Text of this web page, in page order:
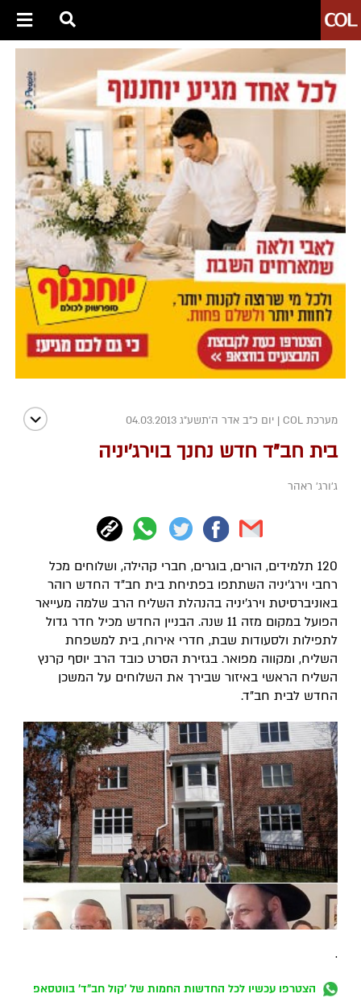
מערכת COL | יום כ"ב אדר ה׳תשע״ג 04.03.2013
בית חב"ד חדש נחנך בוירג'יניה
ג'ורג' ראהר
120 תלמידים, הורים, בוגרים, חברי קהילה, ושלוחים מכל
רחבי וירג'יניה השתתפו בפתיחת בית חב"ד החדש רוהר
באוניברסיטת וירג'יניה בהנהלת השליח הרב שלמה מעייאר
הפועל במקום מזה 11 שנה. הבניין החדש מכיל חדר גדול
לתפילות ולסעודות שבת, חדרי אירוח, בית למשפחת
השליח, ומקווה מפואר. בגזירת הסרט כובד הרב יוסף קרנץ
השליח הראשי באיזור שבירך את השלוחים על המשכן
החדש לבית חב"ד.
.
הצטרפו עכשיו לכל החדשות החמות של 'קול חב"ד' בווטסאפ